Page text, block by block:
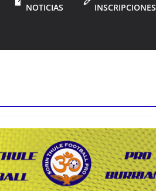
NOTICIAS INSCRIPCIONES